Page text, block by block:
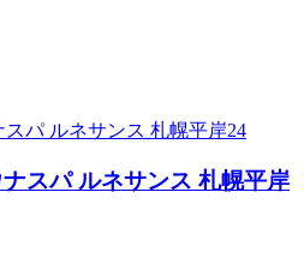
スパ ルネサンス 札幌平岸